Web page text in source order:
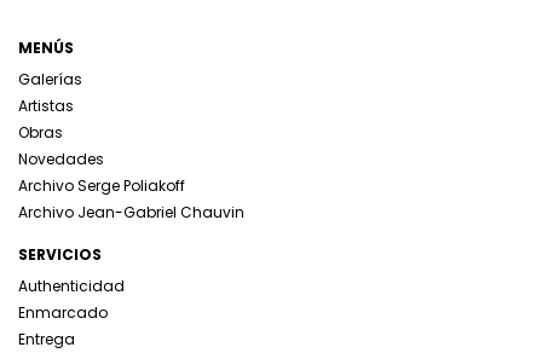
MENÚS
Galerías
Artistas
Obras
Novedades
Archivo Serge Poliakoff
Archivo Jean-Gabriel Chauvin
SERVICIOS
Authenticidad
Enmarcado
Entrega